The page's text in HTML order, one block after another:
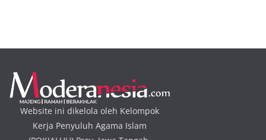
Website ini dikelola oleh Kelompok
Kerja Penyuluh Agama Islam